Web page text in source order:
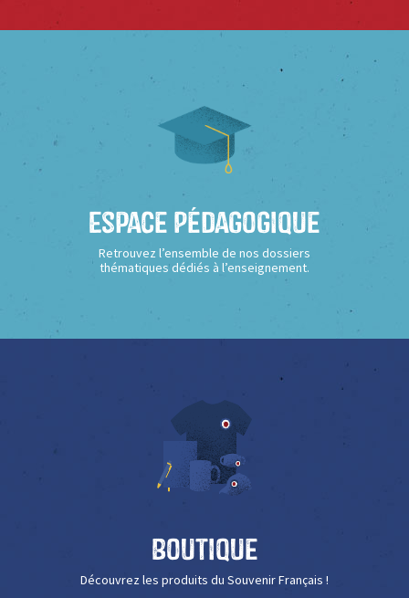
Espace Pédagogique
Retrouvez l’ensemble de nos dossiers
thématiques dédiés à l’enseignement.
Boutique
Découvrez les produits du Souvenir Français !